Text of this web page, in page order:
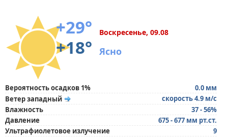
+29°
+18°
Воскресенье, 09.08
Ясно
Вероятность осадков 1%
0.0 мм
Ветер западный
скорость 4.9 м/с
Влажность
37 - 56%
Давление
675 - 677 мм рт.ст.
Ультрафиолетовое излучение
9